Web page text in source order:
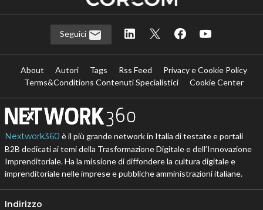
Seguici
About Autori Tags Rss Feed
Privacy e Cookie Policy
Terms&Conditions Contenuti Specialistici
Cookie Center
Nextwork360 è il più grande network in Italia di testate e portali
B2B dedicati ai temi della Trasformazione Digitale e dell’Innovazione
Imprenditoriale. Ha la missione di diffondere la cultura digitale e
imprenditoriale nelle imprese e pubbliche amministrazioni italiane.
Indirizzo